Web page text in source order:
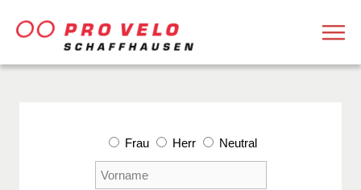
Frau Herr Neutral